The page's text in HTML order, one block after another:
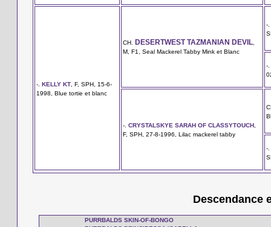
-. KELLY KT , F, SPH, 15-6-
1998, Blue tortie et blanc
CH. DESERTWEST TAZMANIAN DEVIL
M, F1, Seal Mackerel Tabby Mink et Blanc
-.
-.
-. CRYSTALSKYE SARAH OF CLASSYTOUCH
F, SPH, 27-8-1996, Lilac mackerel tabby
-.
Descendance
PURRBALDS SKIN-OF-BONGO